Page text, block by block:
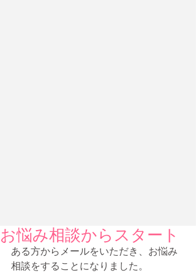
お悩み相談からスタート
ある方からメールをいただき、お悩み
相談をすることになりました。